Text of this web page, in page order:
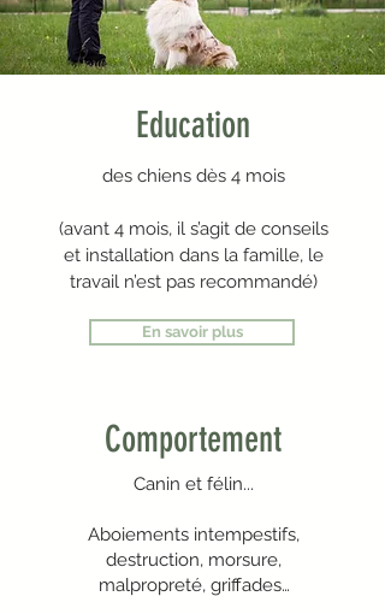
Education
des chiens dès 4 mois
(avant 4 mois, il s’agit de conseils
et installation dans la famille, le
travail n’est pas recommandé)
En savoir plus
Comportement
Canin et félin...
Aboiements intempestifs,
destruction, morsure,
malpropreté, griffades…